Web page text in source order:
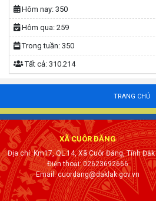
Hôm nay: 350
Hôm qua: 259
Trong tuần: 350
Tất cả: 310.214
TRANG CHỦ
XÃ CUÔR ĐĂNG
Địa chỉ: Km17, QL 14, Xã Cuôr Đăng, Tỉnh Đắk
Điện thoại: 02623692666
Email: cuordang@daklak.gov.vn